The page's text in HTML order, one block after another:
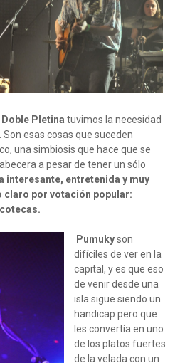
Doble Pletina tuvimos la necesidad
esas cosas que suceden
una simbiosis que hace que se
a pesar de tener un sólo
interesante, entretenida y muy
por votación popular:
Pumukyson
difíciles de ver en la
capital, y es que eso
de venir desde una
isla sigue siendo un
handicap pero que
les convertía en uno
de los platos fuertes
de la velada con un